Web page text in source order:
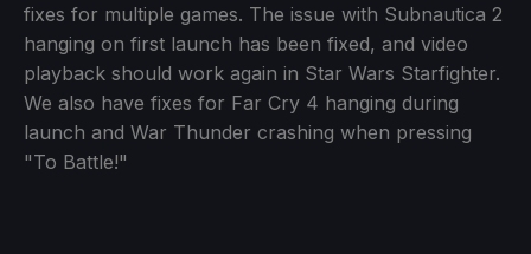
fixes for multiple games. The issue with Subnautica 2
hanging on first launch has been fixed, and video
playback should work again in Star Wars Starfighter.
We also have fixes for Far Cry 4 hanging during
launch and War Thunder crashing when pressing
"To Battle!"